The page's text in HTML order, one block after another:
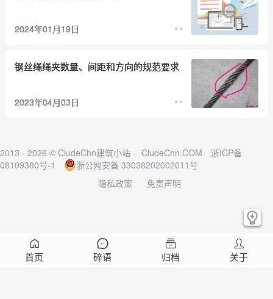
2024年01月19日
钢丝绳绳夹数量、间距和方向的规范要求
2023年04月03日
2013 - 2026 © CludeChn建筑小站 - CludeChn.COM
浙ICP备
08109380号-1
浙公网安备 33038202002011号
隐私政策
免责声明
首页 碎语 归档 关于